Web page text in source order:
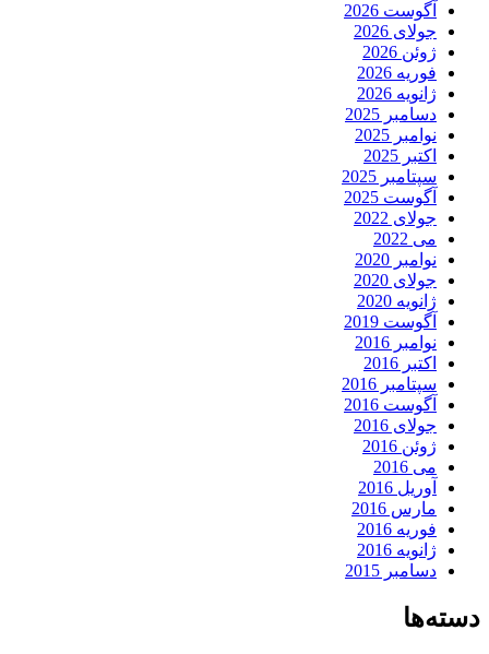
آگوست 2026
جولای 2026
ژوئن 2026
فوریه 2026
ژانویه 2026
دسامبر 2025
نوامبر 2025
اکتبر 2025
سپتامبر 2025
آگوست 2025
جولای 2022
می 2022
نوامبر 2020
جولای 2020
ژانویه 2020
آگوست 2019
نوامبر 2016
اکتبر 2016
سپتامبر 2016
آگوست 2016
جولای 2016
ژوئن 2016
می 2016
آوریل 2016
مارس 2016
فوریه 2016
ژانویه 2016
دسامبر 2015
دسته‌ها